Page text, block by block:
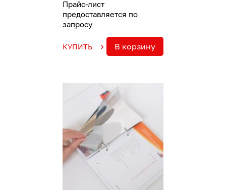
Прайс-лист
предоставляется по
запросу
КУПИТЬ В корзину